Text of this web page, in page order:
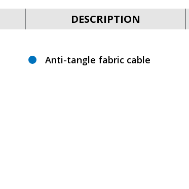
DESCRIPTION
Anti-tangle fabric cable